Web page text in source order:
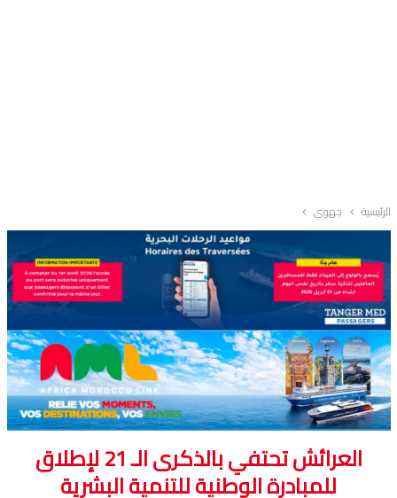
الرئيسية جهوي
العرائش تحتفي بالذكرى الـ 21 لإطلاق
للمبادرة الوطنية للتنمية البشرية